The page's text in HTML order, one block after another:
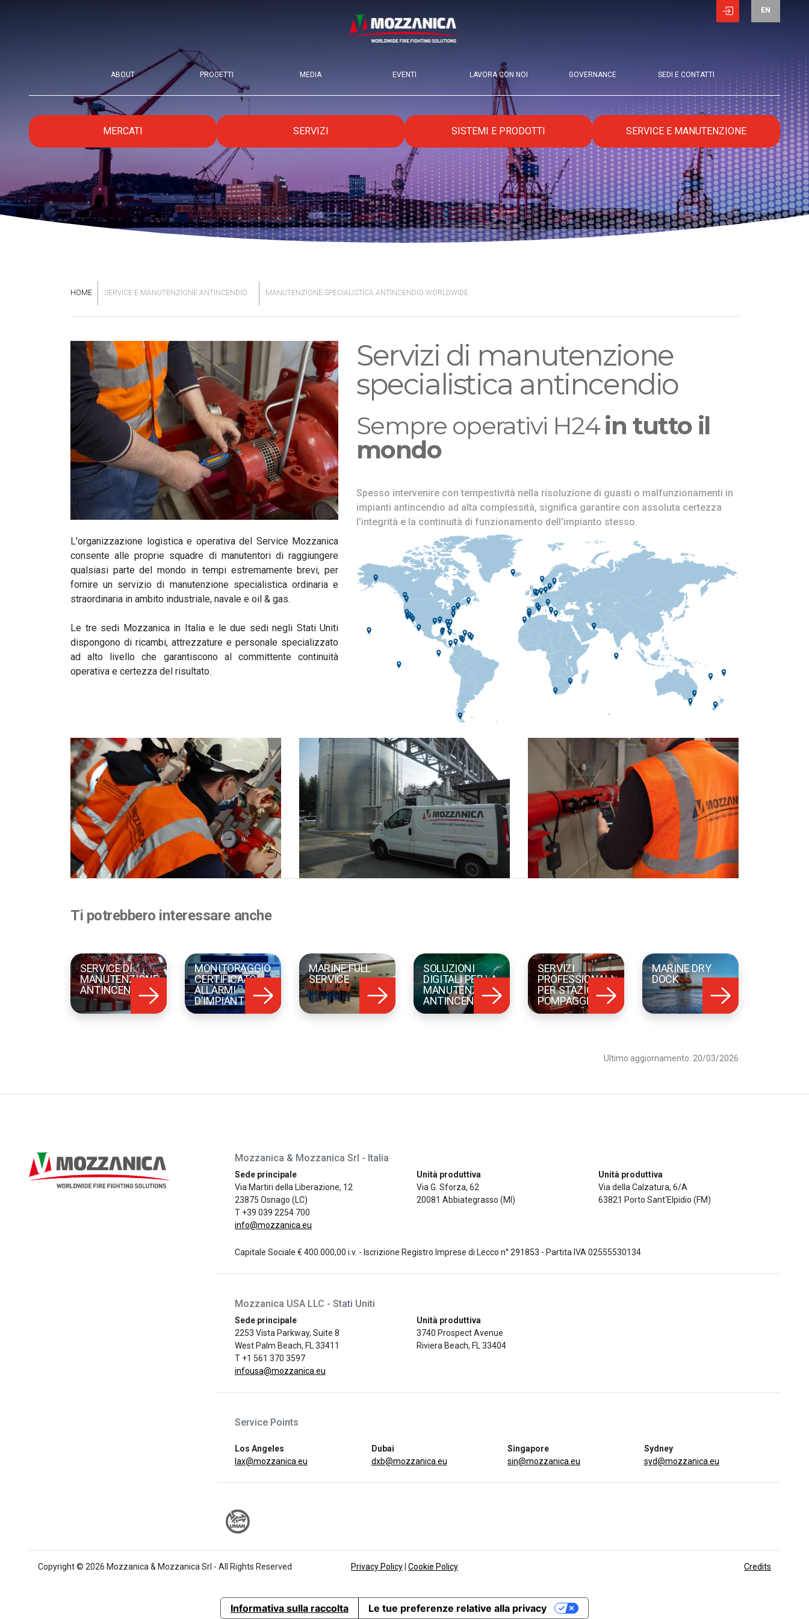
EN
ABOUT PROGETTI MEDIA EVENTI LAVORA CON NOI GOVERNANCE SEDI E CONTATTI
MERCATI SERVIZI SISTEMI E PRODOTTI SERVICE E MANUTENZIONE
HOME SERVICE E MANUTENZIONE ANTINCENDIO MANUTENZIONE SPECIALISTICA ANTINCENDIO WORLDWIDE
Servizi di manutenzione
specialistica antincendio
Sempre operativi H24in tutto il
mondo
Spesso intervenire con tempestività nella risoluzione di guasti o malfunzionamenti in
impianti antincendio ad alta complessità, significa garantire con assoluta certezza
l'integrità e la continuità di funzionamento dell'impianto stesso.
L'organizzazione logistica e operativa del Service Mozzanica
consente alle proprie squadre di manutentori di raggiungere
qualsiasi parte del mondo in tempi estremamente brevi, per
fornire un servizio di manutenzione specialistica ordinaria e
straordinaria in ambito industriale, navale e oil & gas.
Le tre sedi Mozzanica in Italia e le due sedi negli Stati Uniti
dispongono di ricambi, attrezzature e personale specializzato
ad alto livello che garantiscono al committente continuità
operativa e certezza del risultato.
Ti potrebbero interessare anche
SERVICE DI
MANUTENZIONE
ANTINCENDIO
MONITORAGGIO
CERTIFICATO
ALLARMI
D'IMPIANTO
MARINE FULL
SERVICE
SOLUZIONI
DIGITALI PER LA
MANUTENZIONE
ANTINCENDIO
SERVIZI
PROFESSIONALI
PER STAZIONI DI
POMPAGGIO
MARINE DRY
DOCK
Ultimo aggiornamento: 20/03/2026
Mozzanica & Mozzanica Srl - Italia
Sede principale
Via Martiri della Liberazione, 12
23875 Osnago (LC)
T +39 039 2254 700
info@mozzanica.eu
Unità produttiva
Via G. Sforza, 62
20081 Abbiategrasso (MI)
Unità produttiva
Via della Calzatura, 6/A
63821 Porto Sant'Elpidio (FM)
Capitale Sociale € 400.000,00 i.v. - Iscrizione Registro Imprese di Lecco n° 291853 - Partita IVA 02555530134
Mozzanica USA LLC - Stati Uniti
Sede principale
2253 Vista Parkway, Suite 8
West Palm Beach, FL 33411
T +1 561 370 3597
infousa@mozzanica.eu
Unità produttiva
3740 Prospect Avenue
Riviera Beach, FL 33404
Service Points
Los Angeles
lax@mozzanica.eu
Dubai
dxb@mozzanica.eu
Singapore
sin@mozzanica.eu
Sydney
syd@mozzanica.eu
Copyright © 2026 Mozzanica & Mozzanica Srl - All Rights Reserved Privacy Policy Cookie Policy Credits
Informativa sulla raccolta Le tue preferenze relative alla privacy